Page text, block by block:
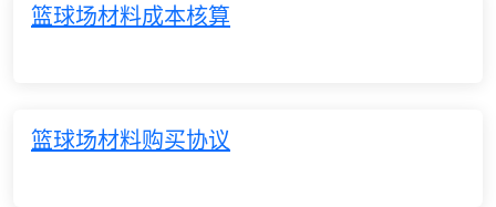
篮球场材料成本核算
篮球场材料购买协议